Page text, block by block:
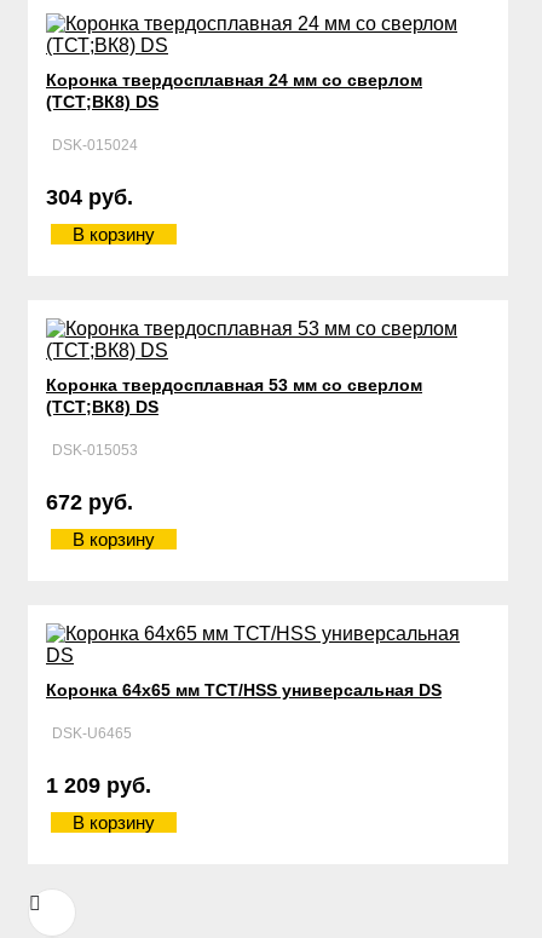
Коронка твердосплавная 24 мм со сверлом
(ТСТ;ВК8) DS
DSK-015024
304 руб.
В корзину
Коронка твердосплавная 53 мм со сверлом
(ТСТ;ВК8) DS
DSK-015053
672 руб.
В корзину
Коронка 64х65 мм ТСТ/HSS универсальная DS
DSK-U6465
1 209 руб.
В корзину